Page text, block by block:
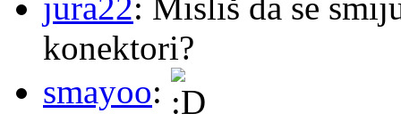
jura22: Misliš da se
konektori?
smayoo: